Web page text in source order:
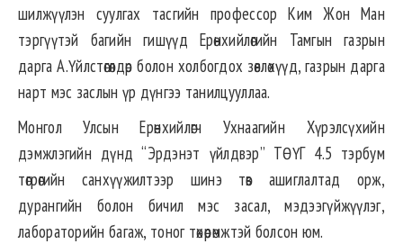
шилжүүлэн суулгах тасгийн профессор Ким Жон Ман
тэргүүтэй багийн гишүүд Ерөнхийлөгийн Тамгын газрын
дарга А.Үйлстөгөлдөр болон холбогдох зөвлөхүүд, газрын дарга
нарт мэс заслын үр дүнгээ танилцууллаа.
Монгол Улсын Ерөнхийлөгч Ухнаагийн Хүрэлсүхийн
дэмжлэгийн дүнд “Эрдэнэт үйлдвэр” ТӨҮГ 4.5 тэрбум
төгрөгийн санхүүжилтээр шинэ төв ашиглалтад орж,
дурангийн болон бичил мэс засал, мэдээгүйжүүлэг,
лабораторийн багаж, тоног төхөөрөмжтэй болсон юм.